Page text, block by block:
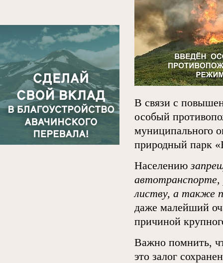
В связи с
особый
муниципального
природный парк
Населению
автотранспорте,
листву, а также
даже малейший
причиной
Важно помнить,
это залог